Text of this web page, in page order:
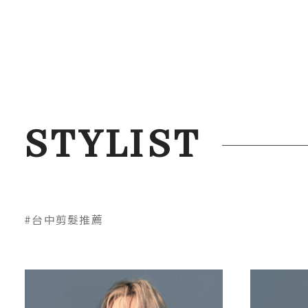
STYLIST
#台中剪髮推薦